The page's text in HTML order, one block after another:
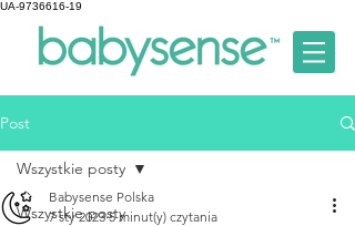
UA-9736616-19
Post
Wszystkie posty
Wszystkie posty
Babysense Polska
7 sty 2023 5 minut(y) czytania